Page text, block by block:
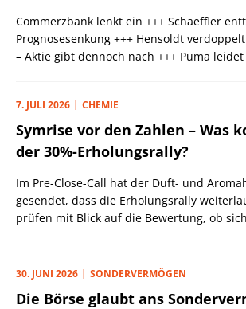
Commerzbank lenkt ein +++ Schaeffler
Prognosesenkung +++ Hensoldt
– Aktie gibt dennoch nach +++ Puma
Rechtsstreit +++ Hella verdient weniger
7. JULI 2026 CHEMIE
Symrise vor den Zahlen – Was
der 30%-Erholungsrally?
Im Pre-Close-Call hat der Duft- und
gesendet, dass die Erholungsrally
prüfen mit Blick auf die Bewertung, ob
30. JUNI 2026 SONDERVERMÖGEN
Die Börse glaubt ans